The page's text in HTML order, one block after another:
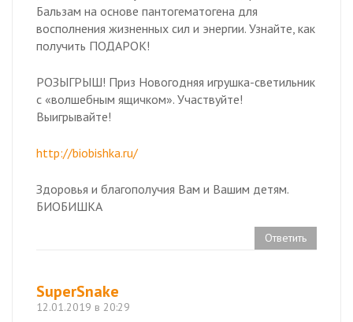
Бальзам на основе пантогематогена для
восполнения жизненных сил и энергии. Узнайте, как
получить ПОДАРОК!
РОЗЫГРЫШ! Приз Новогодняя игрушка-светильник
с «волшебным ящичком». Участвуйте!
Выигрывайте!
http://biobishka.ru/
Здоровья и благополучия Вам и Вашим детям.
БИОБИШКА
Ответить
SuperSnake
12.01.2019 в 20:29